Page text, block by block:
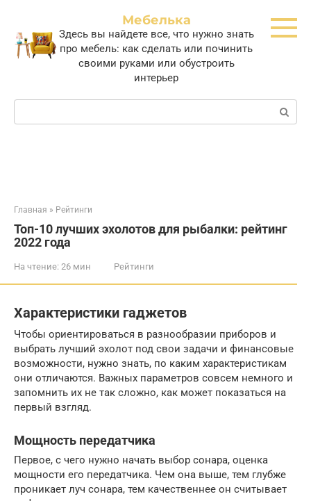
контенту
Мебелька
Здесь вы найдете все, что нужно знать
про мебель: как сделать или починить
своими руками или обустроить
интерьер
Поиск:
Главная » Рейтинги
Топ-10 лучших эхолотов для рыбалки: рейтинг
2022 года
На чтение: 26 мин Рейтинги
Характеристики гаджетов
Чтобы ориентироваться в разнообразии приборов и
выбрать лучший эхолот под свои задачи и финансовые
возможности, нужно знать, по каким характеристикам
они отличаются. Важных параметров совсем немного и
запомнить их не так сложно, как может показаться на
первый взгляд.
Мощность передатчика
Первое, с чего нужно начать выбор сонара, оценка
мощности его передатчика. Чем она выше, тем глубже
проникает луч сонара, тем качественнее он считывает